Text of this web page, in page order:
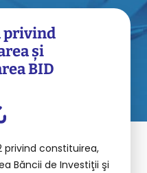
privind
și
BID
privind constituirea,
Băncii de Investiţii şi